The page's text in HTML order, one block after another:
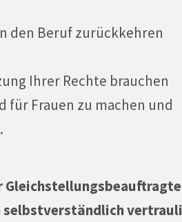
den Beruf zurückkehren
Ihrer Rechte brauchen
für Frauen zu machen und
selbstverständlich